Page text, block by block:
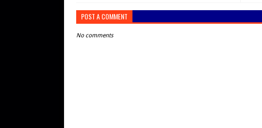
POST A COMMENT
No comments